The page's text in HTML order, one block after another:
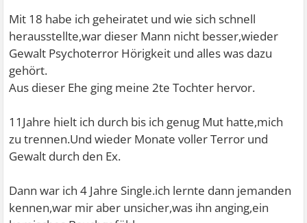
Mit 18 habe ich geheiratet und wie sich schnell
herausstellte,war dieser Mann nicht besser,wieder
Gewalt Psychoterror Hörigkeit und alles was dazu
gehört.
Aus dieser Ehe ging meine 2te Tochter hervor.
11Jahre hielt ich durch bis ich genug Mut hatte,mich
zu trennen.Und wieder Monate voller Terror und
Gewalt durch den Ex.
Dann war ich 4 Jahre Single.ich lernte dann jemanden
kennen,war mir aber unsicher,was ihn anging,ein